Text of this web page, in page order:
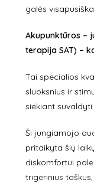
galės
Akupunktūros –
terapija SAT) –
Tai specialios
sluoksnius ir
siekiant
Ši jungiamojo
pritaikyta šių
diskomfortui
trigerinius